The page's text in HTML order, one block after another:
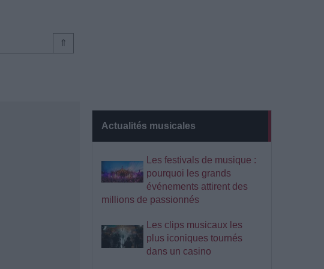
Actualités musicales
Les festivals de musique :
pourquoi les grands
événements attirent des
millions de passionnés
Les clips musicaux les
plus iconiques tournés
dans un casino
⇑